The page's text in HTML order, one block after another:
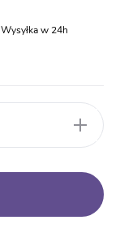
Wysyłka w 24h